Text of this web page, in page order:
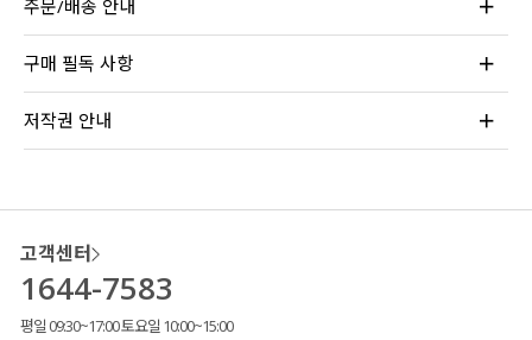
주문/배송 안내
구매 필독 사항
저작권 안내
고객센터
1644-7583
평일 09:30~17:00 토요일 10:00~15:00